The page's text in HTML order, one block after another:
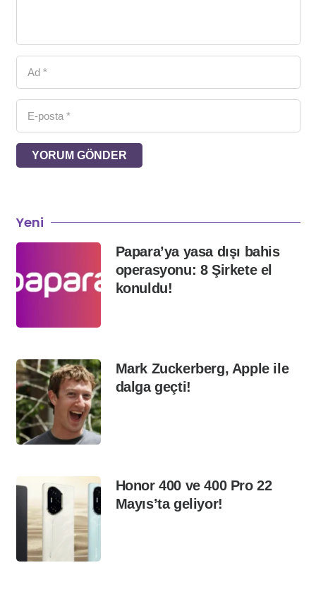
YORUM GÖNDER
Yeni
Papara’ya yasa dışı bahis
operasyonu: 8 Şirkete el
konuldu!
Mark Zuckerberg, Apple ile
dalga geçti!
Honor 400 ve 400 Pro 22
Mayıs’ta geliyor!